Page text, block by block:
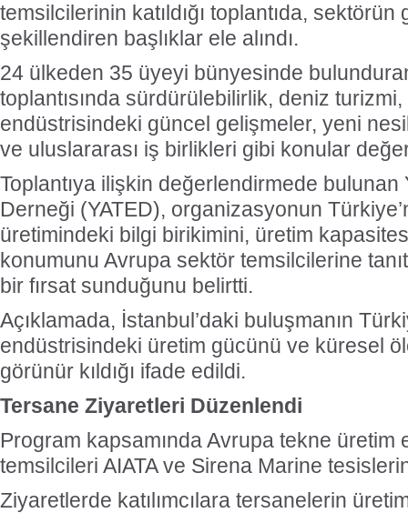
temsilcilerinin katıldığı toplantıda, sektörün
şekillendiren başlıklar ele alındı.
24 ülkeden 35 üyeyi bünyesinde
toplantısında sürdürülebilirlik, deniz
endüstrisindeki güncel gelişmeler, yeni
ve uluslararası iş birlikleri gibi konular
Toplantıya ilişkin değerlendirmede bulunan
Derneği (YATED), organizasyonun
üretimindeki bilgi birikimini, üretim
konumunu Avrupa sektör temsilcilerine
bir fırsat sunduğunu belirtti.
Açıklamada, İstanbul’daki buluşmanın
endüstrisindeki üretim gücünü ve küresel
görünür kıldığı ifade edildi.
Tersane Ziyaretleri Düzenlendi
Program kapsamında Avrupa tekne üretim
temsilcileri AIATA ve Sirena Marine
Ziyaretlerde katılımcılara tersanelerin